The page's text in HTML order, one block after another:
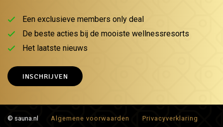
Een exclusieve members only deal
De beste acties bij de mooiste wellnessresorts
Het laatste nieuws
INSCHRIJVEN
© sauna.nl Algemene voorwaarden Privacyverklaring